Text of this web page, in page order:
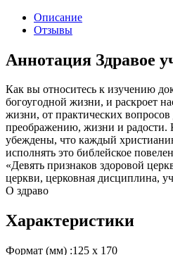
Описание
Отзывы
Аннотация Здравое
Как вы относитесь к изучению
богоугодной жизни, и раскроет
жизни, от практических
преображению, жизни и радости.
убеждены, что каждый
исполнять это библейское
«Девять признаков здоровой
церкви, церковная дисциплина,
О здраво
Характеристики
Формат (мм) :125 х 170